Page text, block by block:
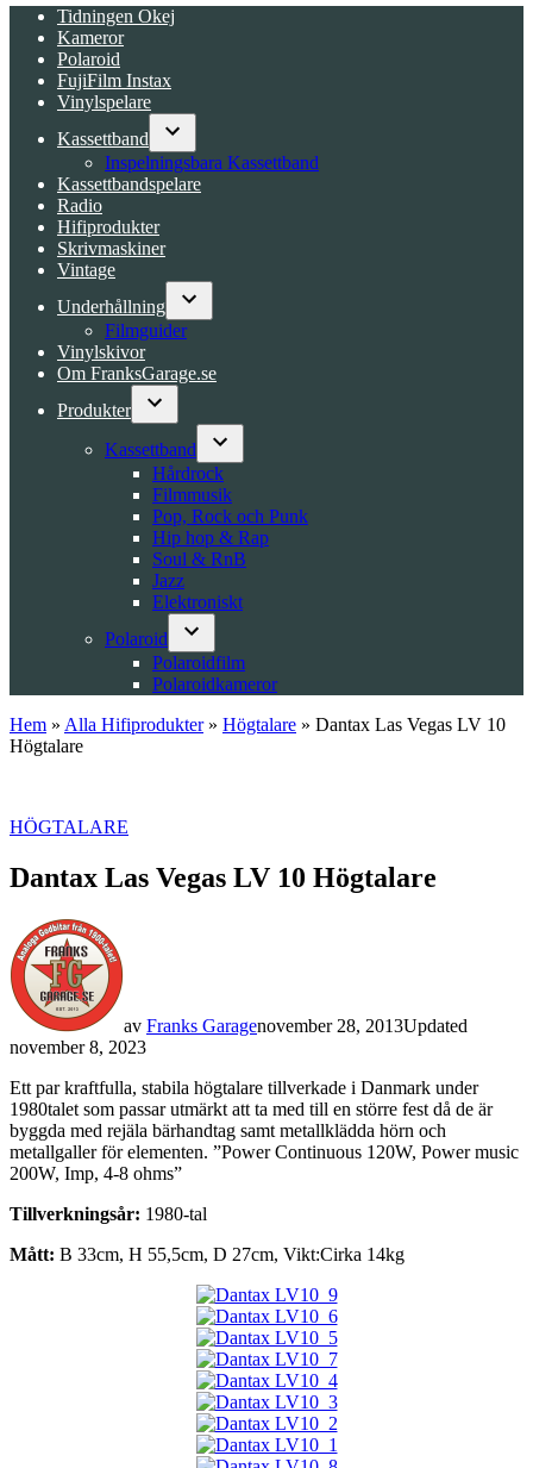
Tidningen Okej
Kameror
Polaroid
FujiFilm Instax
Vinylspelare
Kassettband
Open
dropdown
menu
Inspelningsbara Kassettband
Kassettbandspelare
Radio
Hifiprodukter
Skrivmaskiner
Vintage
Underhållning
Open
Filmguider
Vinylskivor
Om FranksGarage.se
Produkter
Open
dropdown
menu
Kassettband
Open
dropdown
menu
Hårdrock
Filmmusik
Pop, Rock och Punk
Hip hop & Rap
Soul & RnB
Jazz
Elektroniskt
Polaroid
Open
dropdown
menu
Polaroidfilm
Polaroidkameror
Hem » Alla Hifiprodukter» Högtalare » Dantax Las Vegas LV 10
Högtalare
POSTED
HÖGTALARE
Dantax Las Vegas LV 10 Högtalare
av Franks Garagenovember 28, 2013Updated
november 8, 2023
Ett par kraftfulla, stabila högtalare tillverkade i Danmark under
1980talet som passar utmärkt att ta med till en större fest då de är
byggda med rejäla bärhandtag samt metallklädda hörn och
metallgaller för elementen. ”Power Continuous 120W, Power music
200W, Imp, 4-8 ohms”
Tillverkningsår: 1980-tal
Mått: B 33cm, H 55,5cm, D 27cm, Vikt:Cirka 14kg